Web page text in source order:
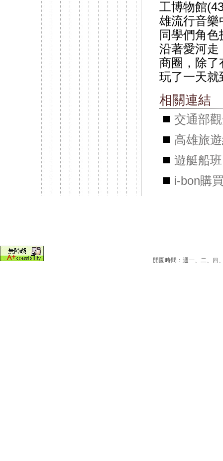
工博物館
雄流行音樂
同學們角
沿著愛河
商圈，除了
玩了一天就
相關連結
■ 交通部
■ 高雄旅
■ 遊艇船班
■ i-bon購
開園時間：週一、二、四